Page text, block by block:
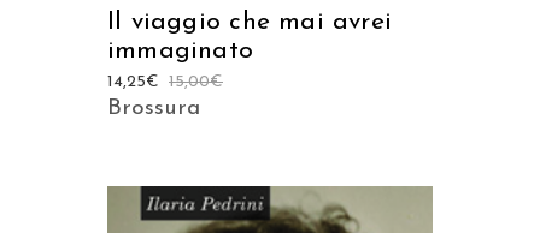
Il viaggio che mai avrei
immaginato
15,00€
14,25€
Brossura